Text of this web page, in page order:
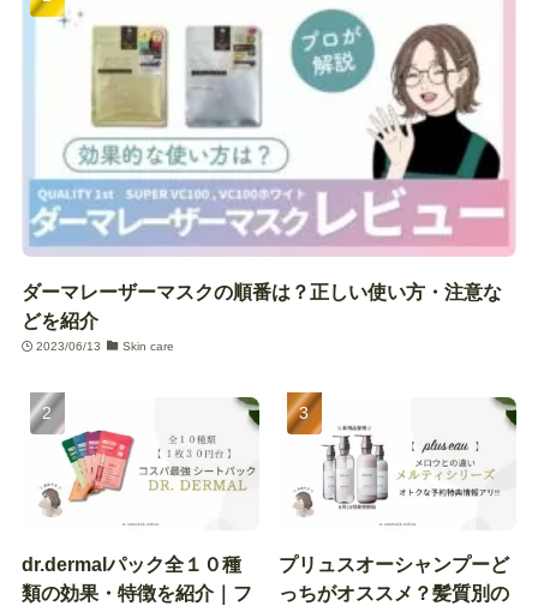
ダーマレーザーマスクの順番は？正しい使い方・注意な
どを紹介
2023/06/13 Skin care
dr.dermalパック全１０種
類の効果・特徴を紹介｜フ
プリュスオーシャンプーど
っちがオススメ？髪質別の